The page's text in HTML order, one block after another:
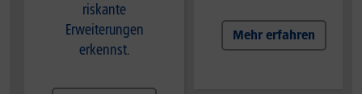
riskante
Erweiterungen
erkennst.
Mehr erfahren